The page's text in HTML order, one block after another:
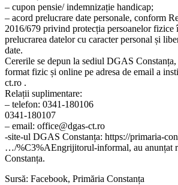
– cupon pensie/ indemnizație handicap;
– acord prelucrare date personale, conform
2016/679 privind protecția persoanelor fizice
prelucrarea datelor cu caracter personal și
date.
Cererile se depun la sediul DGAS
format fizic și online pe adresa de email a
ct.ro .
Relații suplimentare:
– telefon: 0341-180106
0341-180107
– email: office@dgas-ct.ro
-site-ul DGAS Constanța: https://primaria-
…/%C3%AEngrijitorul-informal, au anunțat
Constanța.
Sursă: Facebook, Primăria Constanța